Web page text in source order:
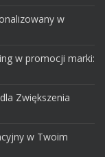
w
w promocji marki:
Zwiększenia
w Twoim